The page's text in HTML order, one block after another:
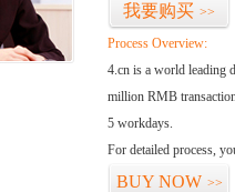
我要购买 >>
Process Overview:
4.cn is a world leading
million RMB
5 workdays.
For detailed process,
BUY NOW >>